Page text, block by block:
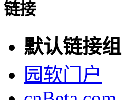
链接
默认链接组
园软门户